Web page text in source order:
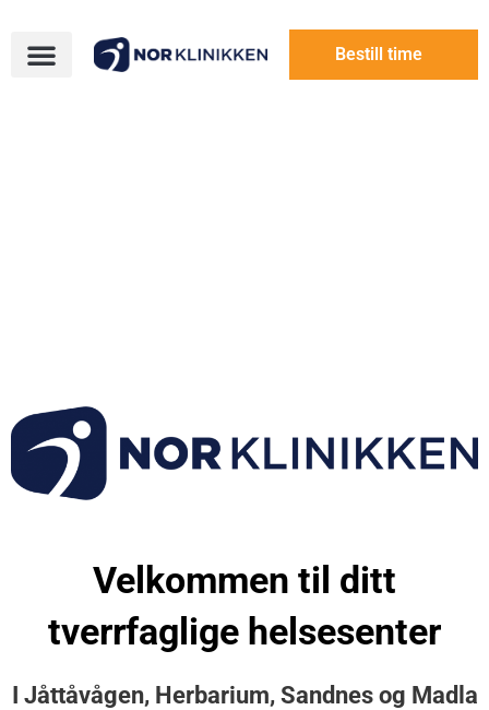
Bestill time
Velkommen til ditt
tverrfaglige helsesenter
I Jåttåvågen, Herbarium, Sandnes og Madla